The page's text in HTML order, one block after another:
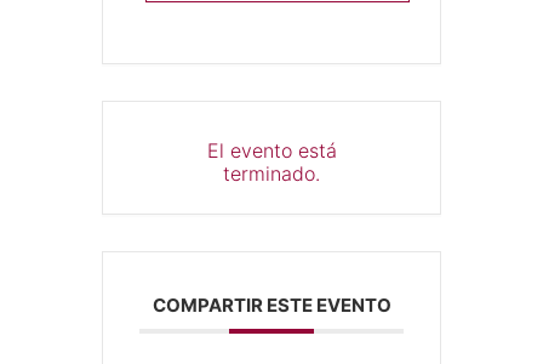
El evento está
terminado.
COMPARTIR ESTE EVENTO